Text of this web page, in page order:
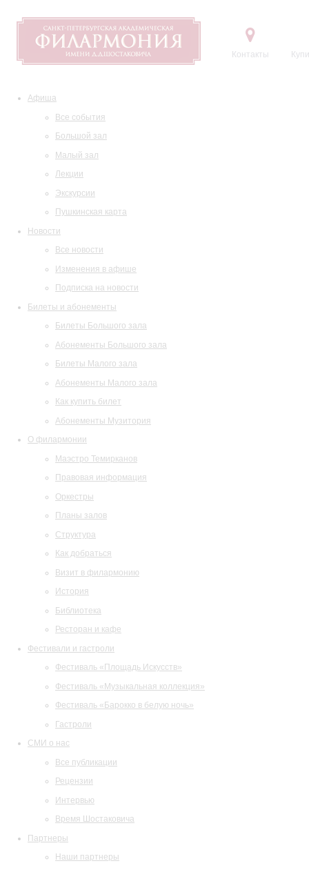
Контакты
Афиша
Все события
Большой зал
Малый зал
Лекции
Экскурсии
Пушкинская карта
Новости
Все новости
Изменения в афише
Подписка на новости
Билеты и абонементы
Билеты Большого зала
Абонементы Большого зала
Билеты Малого зала
Абонементы Малого зала
Как купить билет
Абонементы Музитория
О филармонии
Маэстро Темирканов
Правовая информация
Оркестры
Планы залов
Структура
Как добраться
Визит в филармонию
История
Библиотека
Ресторан и кафе
Фестивали и гастроли
Фестиваль «Площадь Искусств»
Фестиваль «Музыкальная коллекция»
Фестиваль «Барокко в белую ночь»
Гастроли
СМИ о нас
Все публикации
Рецензии
Интервью
Время Шостаковича
Партнеры
Наши партнеры